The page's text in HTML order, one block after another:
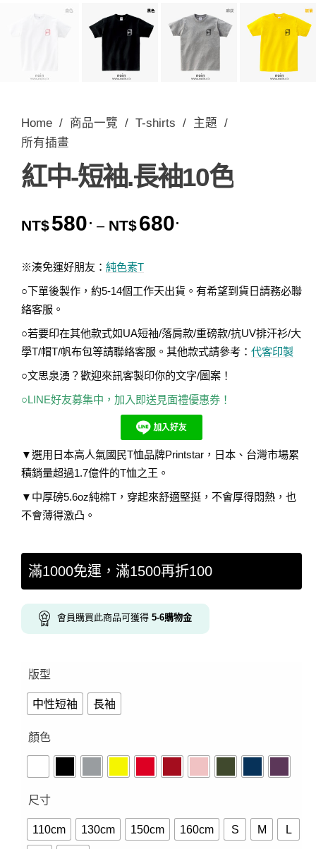
Home / 商品一覽 / T-shirts / 主題 /
所有插畫
紅中-短袖.長袖10色
NT$580 . – NT$680.
※湊免運好朋友： 純色素T
○下單後製作，約5-14個工作天出貨。有希望到貨日請務必聯
絡客服。
○若要印在其他款式如UA短袖/落肩款/重磅款/抗UV排汗衫/大
學T/帽T/帆布包等請聯絡客服。其他款式請參考： 代客印製
○文思泉湧？歡迎來訊客製印你的文字/圖案！
○LINE好友募集中，加入即送見面禮優惠券！
▼選用日本高人氣國民T恤品牌Printstar，日本、台灣市場累
積銷量超過1.7億件的T恤之王。
▼中厚磅5.6oz純棉T，穿起來舒適堅挺，不會厚得悶熱，也
不會薄得激凸。
滿1000免運，滿1500再折100
會員購買此商品可獲得 5-6購物金
版型
中性短袖 長袖
顏色
尺寸
110cm 130cm 150cm 160cm S M L